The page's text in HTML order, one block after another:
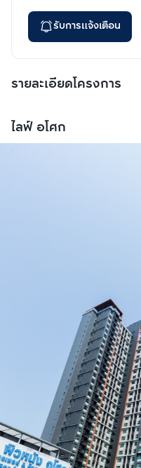
รับการแจ้งเตือน
รายละเอียดโครงการ
ไลฟ์ อโศก